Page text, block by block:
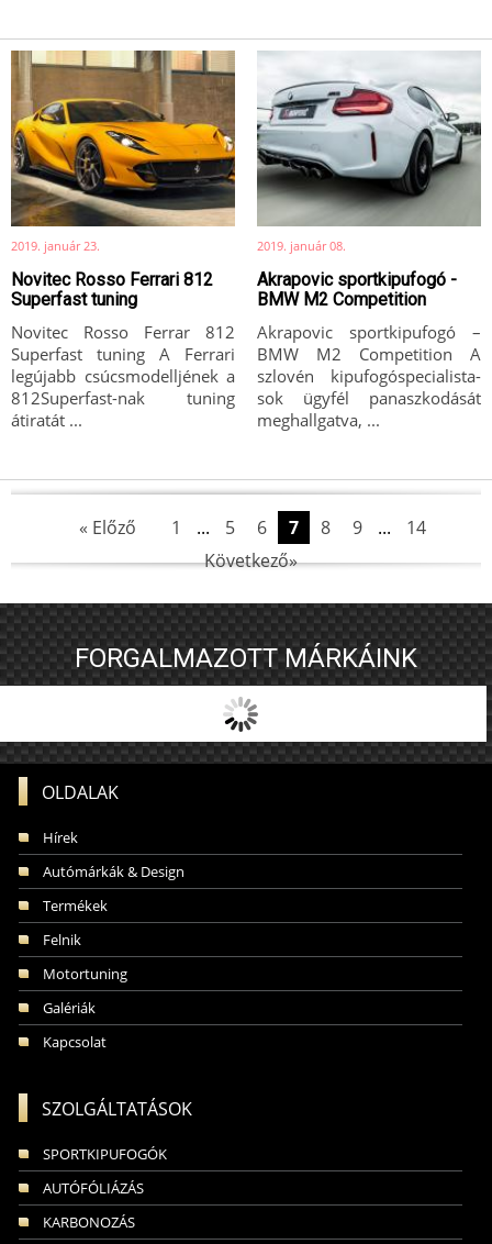
2019. január 23.
Novitec Rosso Ferrari 812
Superfast tuning
Novitec Rosso Ferrar 812
Superfast tuning A Ferrari
legújabb csúcsmodelljének a
812Superfast-nak tuning
átiratát ...
2019. január 08.
Akrapovic sportkipufogó -
BMW M2 Competition
Akrapovic sportkipufogó –
BMW M2 Competition A
szlovén kipufogóspecialista-
sok ügyfél panaszkodását
meghallgatva, ...
« Előző 1 ... 5 6 7 8 9 ...
14
Következő»
FORGALMAZOTT MÁRKÁINK
OLDALAK
Hírek
Autómárkák & Design
Termékek
Felnik
Motortuning
Galériák
Kapcsolat
SZOLGÁLTATÁSOK
SPORTKIPUFOGÓK
AUTÓFÓLIÁZÁS
KARBONOZÁS